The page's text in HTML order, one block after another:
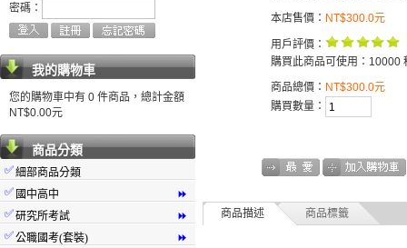
密碼：
我的購物車
您的購物車中有 0 件商品，總計金額
NT$0.00元
商品分類
✅細部商品分類
⏩
✅ 國中高中
⏩
✅研究所考試
⏩
✅公職國考(套裝)
本店售價： NT$300.0元
用戶評價：
購買此商品可使用：10000
商品總價： NT$300.0元
購買數量：
商品描述 商品標籤